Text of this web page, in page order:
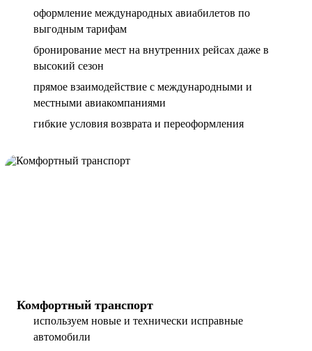
оформление международных авиабилетов по
выгодным тарифам
бронирование мест на внутренних рейсах даже в
высокий сезон
прямое взаимодействие с международными и
местными авиакомпаниями
гибкие условия возврата и переоформления
Комфортный транспорт
используем новые и технически исправные
автомобили